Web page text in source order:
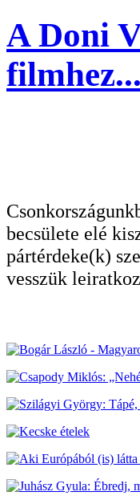
A Doni
becsülete elé
pártérdeke(k)
vesszük